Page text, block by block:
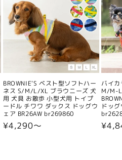
BROWNIE'S ベスト型ソフトハー
ネス S/M/L/XL ブラウニーズ 犬
用 犬具 お散歩 小型犬用 トイプ
ードル チワワ ダックス ドッグウ
ェア BR26AW br269860
通
¥4,290〜
バイ
M/M-
ドッ
通